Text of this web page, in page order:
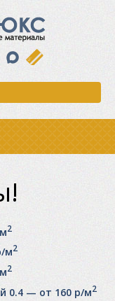
2
м2
2
0.4 — от 160 р/м2